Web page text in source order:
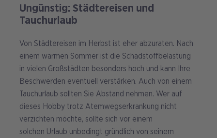
Ungünstig: Städtereisen und
Tauchurlaub
Von Städtereisen im Herbst ist eher abzuraten. Nach
einem warmen Sommer ist die Schadstoffbelastung
in vielen Großstädten besonders hoch und kann Ihre
Beschwerden eventuell verstärken. Auch von einem
Tauchurlaub sollten Sie Abstand nehmen. Wer auf
dieses Hobby trotz Atemwegserkrankung nicht
verzichten möchte, sollte sich vor einem
solchen Urlaub unbedingt gründlich von seinem